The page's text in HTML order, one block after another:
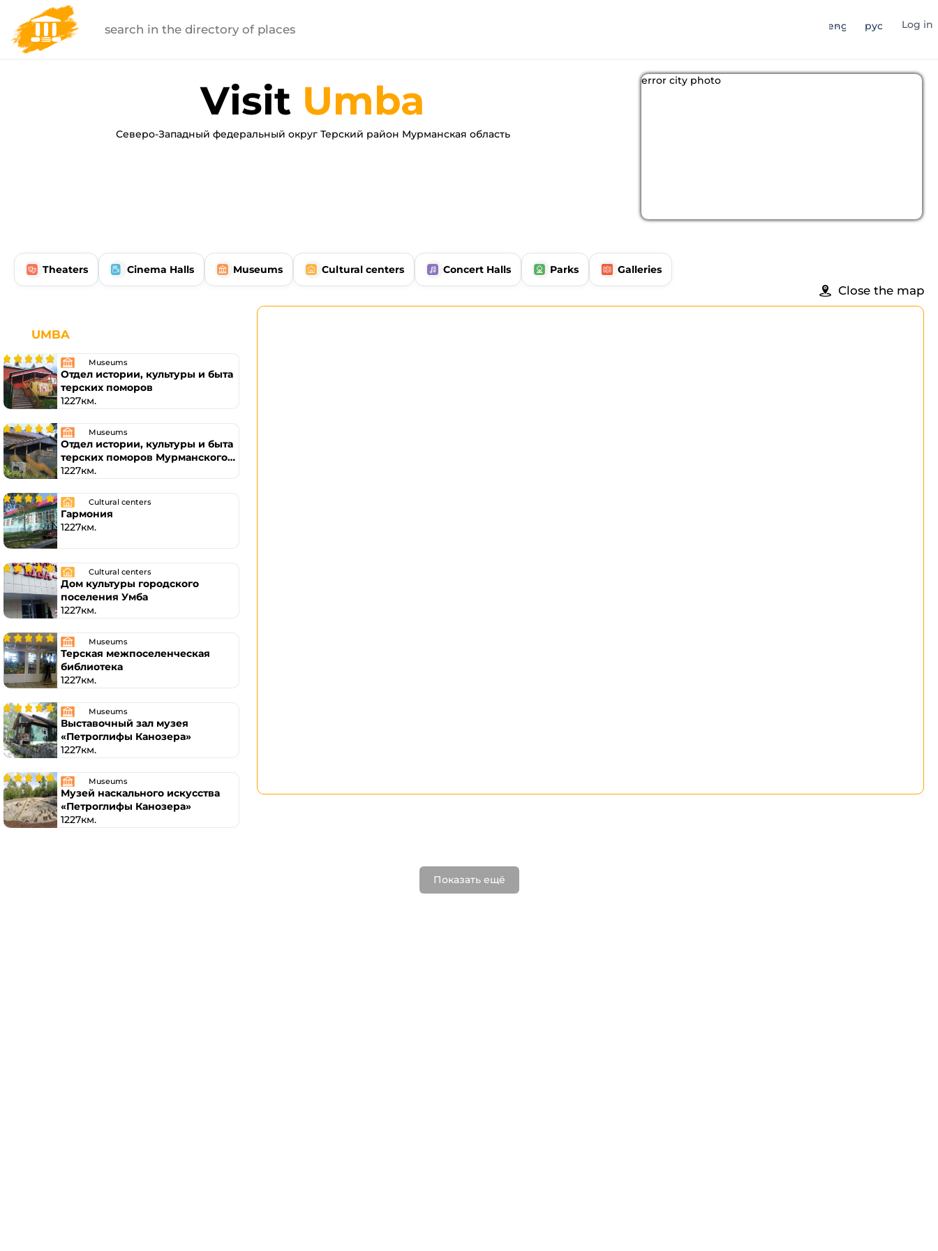
eng рус Log in
Visit Umba
Северо-Западный федеральный округ Терский район Мурманская область
error city photo
Close the map
Theaters Cinema Halls Museums Cultural centers Concert Halls Parks Galleries
UMBA
Museums
Отдел истории, культуры и быта
терских поморов
1227км.
Museums
Отдел истории, культуры и быта
терских поморов Мурманского
областного краеведческого
1227км.
Cultural centers
Гармония
1227км.
Cultural centers
Дом культуры городского
поселения Умба
1227км.
Museums
Терская межпоселенческая
библиотека
1227км.
Museums
Выставочный зал музея
«Петроглифы Канозера»
1227км.
Museums
Музей наскального искусства
«Петроглифы Канозера»
1227км.
Показать ещё